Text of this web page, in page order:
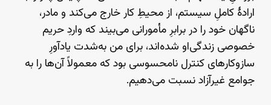
ارادهٔ کاملِ سیستم، از محیطِ کار خارج می‌کند و مادر،
ناگهان خود را در برابرِ مأمورانی می‌بیند که واردِ حریم
خصوصی زندگی‌او شده‌اند، برای من به‌شدت یادآورِ
سازوکارهای کنترل نامحسوسی بود که معمولاً آن‌ها را به
جوامع غیرآزاد نسبت می‌دهیم.